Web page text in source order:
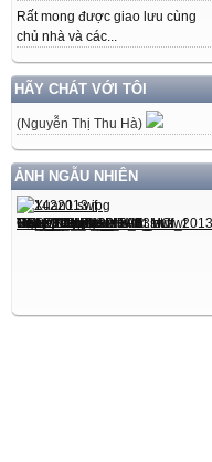
Rất mong được giao lưu cùng
chủ nhà và các...
HÃY CHÁT VỚI TÔI
(Nguyễn Thị Thu Hà)
ẢNH NGẪU NHIÊN